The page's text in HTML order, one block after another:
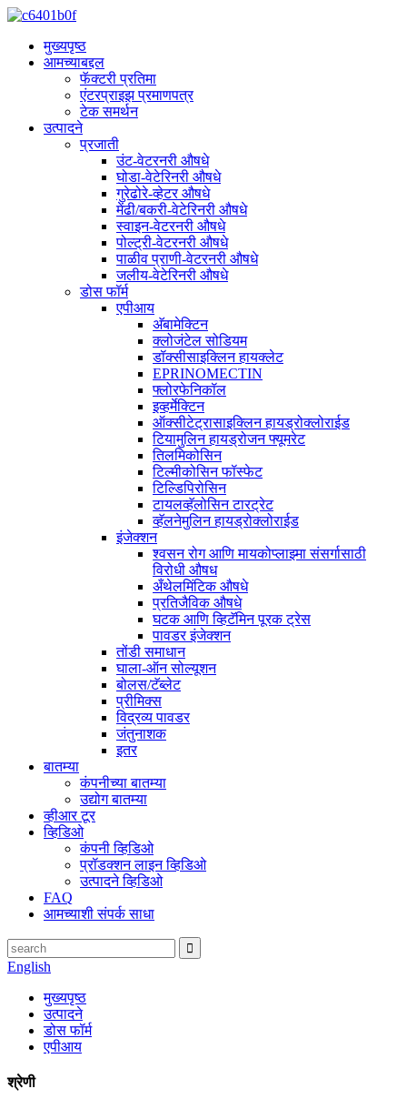
मुख्यपृष्ठ
आमच्याबद्दल
फॅक्टरी प्रतिमा
एंटरप्राइझ प्रमाणपत्र
टेक समर्थन
उत्पादने
प्रजाती
उंट-वेटरनरी औषधे
घोडा-वेटेरिनरी औषधे
गुरेढोरे-व्हेटर औषधे
मेंढी/बकरी-वेटेरिनरी औषधे
स्वाइन-वेटरनरी औषधे
पोल्ट्री-वेटरनरी औषधे
पाळीव प्राणी-वेटरनरी औषधे
जलीय-वेटेरिनरी औषधे
डोस फॉर्म
एपीआय
अ‍ॅबामेक्टिन
क्लोजंटेल सोडियम
डॉक्सीसाइक्लिन हायक्लेट
EPRINOMECTIN
फ्लोरफेनिकॉल
इव्हर्मेक्टिन
ऑक्सीटेट्रासाइक्लिन हायड्रोक्लोराईड
टियामुलिन हायड्रोजन फ्यूमरेट
तिलमिकोसिन
टिल्मीकोसिन फॉस्फेट
टिल्डिपिरोसिन
टायलव्हॅलोसिन टारट्रेट
व्हॅलनेमुलिन हायड्रोक्लोराईड
इंजेक्शन
श्वसन रोग आणि मायकोप्लाझ्मा संसर्गासाठी
विरोधी औषध
अँथेलमिंटिक औषधे
प्रतिजैविक औषधे
घटक आणि व्हिटॅमिन पूरक ट्रेस
पावडर इंजेक्शन
तोंडी समाधान
घाला-ऑन सोल्यूशन
बोलस/टॅब्लेट
प्रीमिक्स
विद्रव्य पावडर
जंतुनाशक
इतर
बातम्या
कंपनीच्या बातम्या
उद्योग बातम्या
व्हीआर टूर
व्हिडिओ
कंपनी व्हिडिओ
प्रॉडक्शन लाइन व्हिडिओ
उत्पादने व्हिडिओ
FAQ
आमच्याशी संपर्क साधा
English
मुख्यपृष्ठ
उत्पादने
डोस फॉर्म
एपीआय
श्रेणी